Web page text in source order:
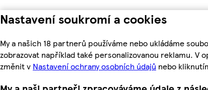
Nastavení soukromí a cookies
My a našich 18 partnerů používáme nebo ukládáme
zobrazovat například také personalizovanou reklamu. V
změnit v Nastavení ochrany osobních údajů nebo